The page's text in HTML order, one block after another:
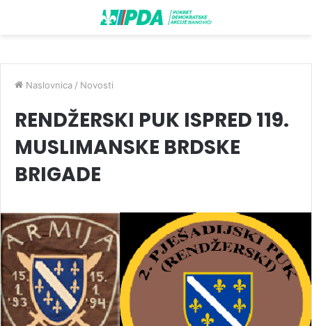
Naslovnica / Novosti
RENDŽERSKI PUK ISPRED 119.
MUSLIMANSKE BRDSKE
BRIGADE